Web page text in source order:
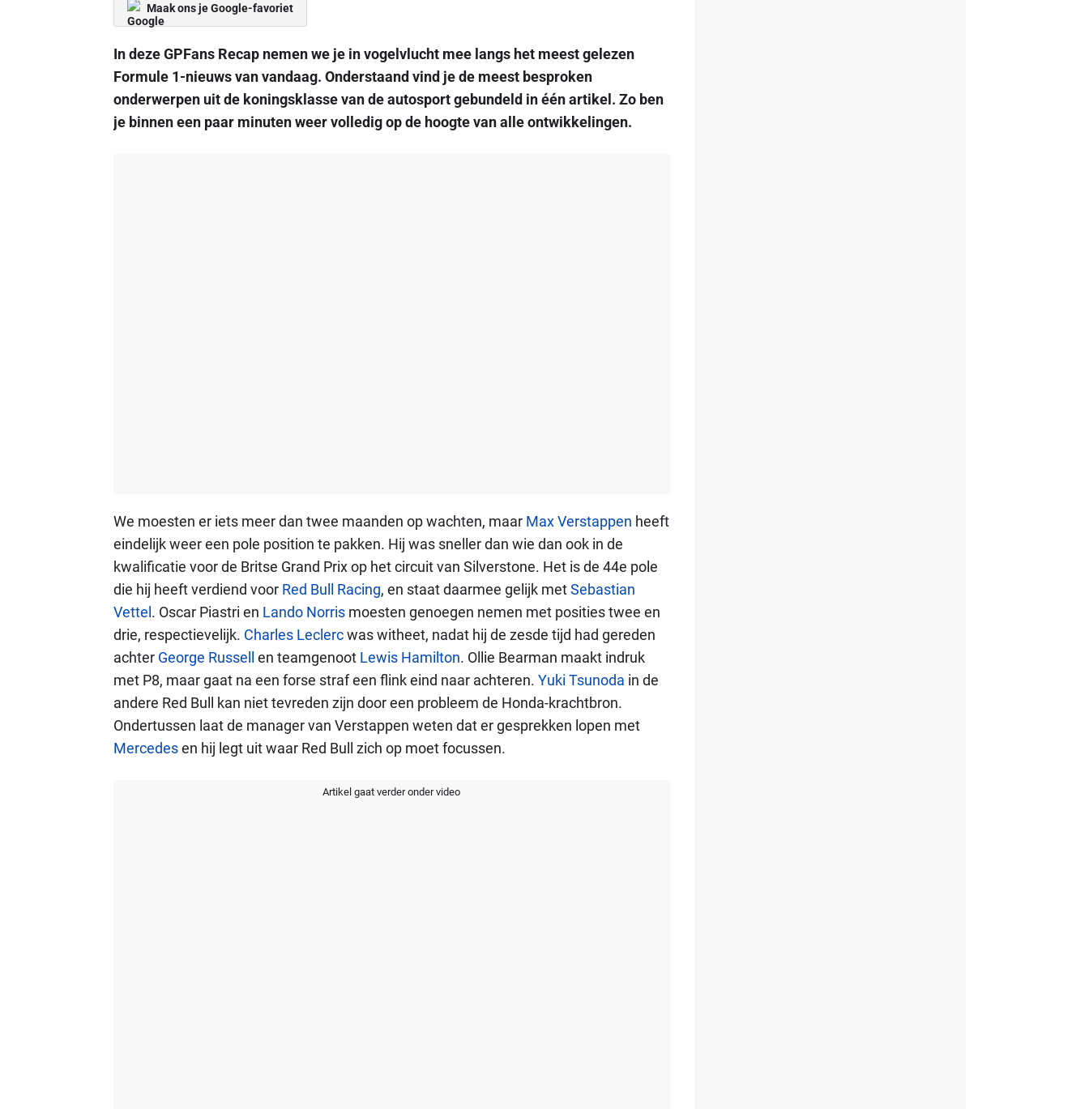
Maak ons je Google-favoriet
In deze GPFans Recap nemen we je in vogelvlucht mee langs het meest gelezen
Formule 1-nieuws van vandaag. Onderstaand vind je de meest besproken
onderwerpen uit de koningsklasse van de autosport gebundeld in één artikel. Zo ben
je binnen een paar minuten weer volledig op de hoogte van alle ontwikkelingen.
We moesten er iets meer dan twee maanden op wachten, maar Max Verstappen heeft
eindelijk weer een pole position te pakken. Hij was sneller dan wie dan ook in de
kwalificatie voor de Britse Grand Prix op het circuit van Silverstone. Het is de 44e pole
die hij heeft verdiend voor Red Bull Racing, en staat daarmee gelijk metSebastian
Vettel . Oscar Piastri en Lando Norrismoesten genoegen nemen met posities twee en
drie, respectievelijk. Charles Leclercwas witheet, nadat hij de zesde tijd had gereden
achter George Russell en teamgenoot Lewis Hamilton. Ollie Bearman maakt indruk
met P8, maar gaat na een forse straf een flink eind naar achteren. Yuki Tsunoda in de
andere Red Bull kan niet tevreden zijn door een probleem de Honda-krachtbron.
Ondertussen laat de manager van Verstappen weten dat er gesprekken lopen met
Mercedesen hij legt uit waar Red Bull zich op moet focussen.
Artikel gaat verder onder video